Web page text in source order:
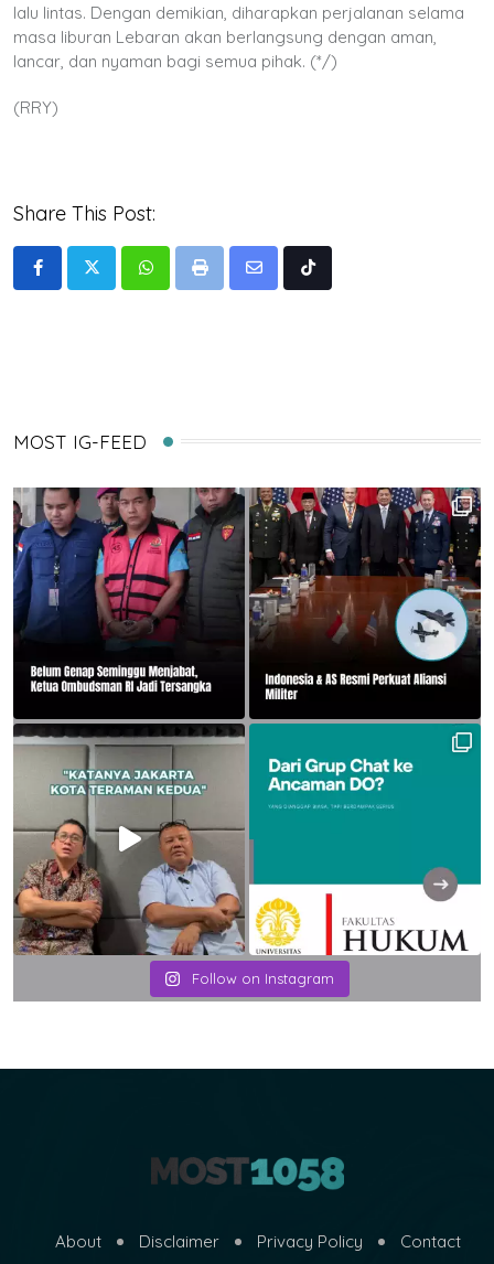
lalu lintas. Dengan demikian, diharapkan perjalanan selama
masa liburan Lebaran akan berlangsung dengan aman,
lancar, dan nyaman bagi semua pihak. (*/)
(RRY)
Share This Post:
WhatsappPrint
Share
Tiktok
MOST IG-FEED
Follow on Instagram
About Disclaimer Privacy Policy Contact